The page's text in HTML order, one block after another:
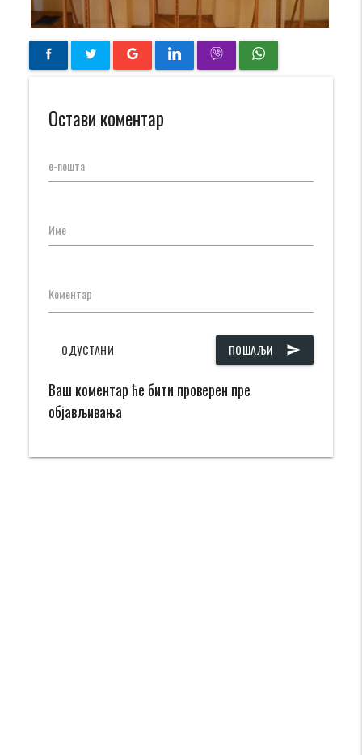
Остави коментар
е-пошта
Име
Коментар
ПОШАЉИ send
ОДУСТАНИ
Ваш коментар ће бити проверен пре
објављивања